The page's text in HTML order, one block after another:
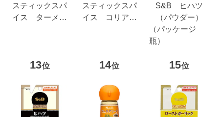
スティックスパ
イス ターメリ
スティックスパ
イス コリアン
S&B ヒハツ
（パウダー）
（パッケージ
瓶）
13位 14位 15位